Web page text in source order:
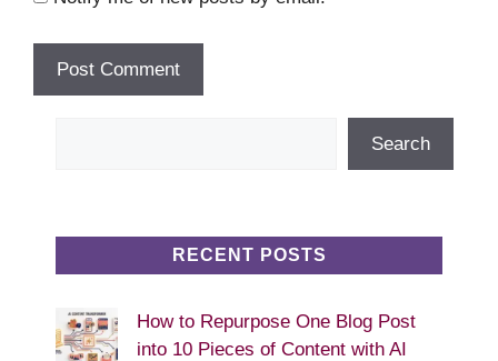
Search
RECENT POSTS
How to Repurpose One Blog Post
into 10 Pieces of Content with AI